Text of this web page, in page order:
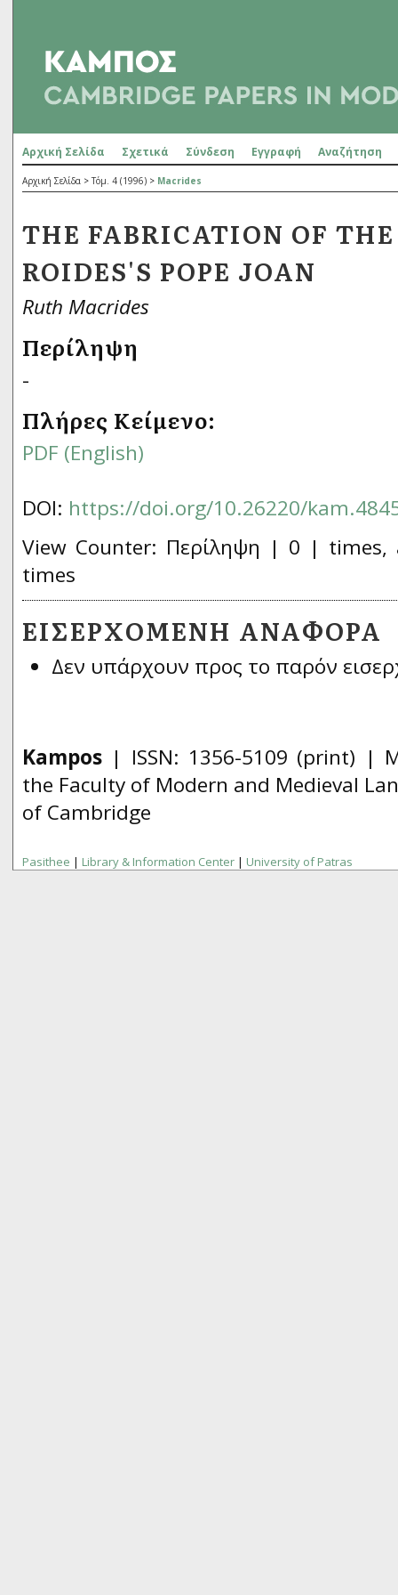
Αρχική Σελίδα Σχετικά Σύνδεση Εγγραφή Αναζήτηση
Αρχική Σελίδα >Τόμ. 4 (1996) > Macrides
THE FABRICATION OF
ROIDES'S POPE JOAN
Ruth Macrides
Περίληψη
-
Πλήρες Κείμενο:
PDF (English)
DOI: https://doi.org/10.26220/
View Counter: Περίληψη | 0 |
times
ΕΙΣΕΡΧΌΜΕΝΗ ΑΝΑΦΟΡΆ
Δεν υπάρχουν προς το παρόν
Kampos | ISSN: 1356­-5109 (print) |
the Faculty of Modern and Medieval
of Cambridge
Pasithee | Library & Information Center | University of Patras